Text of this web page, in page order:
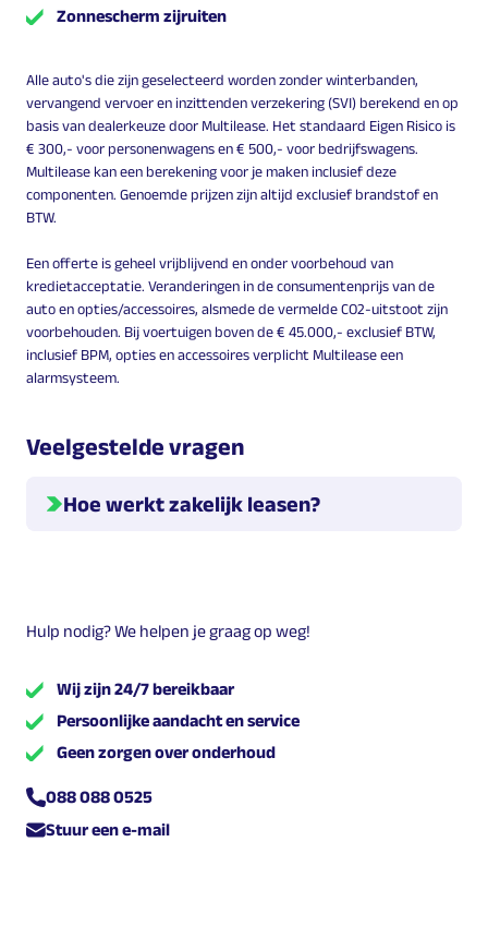
Zonnescherm zijruiten
Alle auto's die zijn geselecteerd worden zonder winterbanden,
vervangend vervoer en inzittenden verzekering (SVI) berekend en op
basis van dealerkeuze door Multilease. Het standaard Eigen Risico is
€ 300,- voor personenwagens en € 500,- voor bedrijfswagens.
Multilease kan een berekening voor je maken inclusief deze
componenten. Genoemde prijzen zijn altijd exclusief brandstof en
BTW.
Een offerte is geheel vrijblijvend en onder voorbehoud van
kredietacceptatie. Veranderingen in de consumentenprijs van de
auto en opties/accessoires, alsmede de vermelde CO2-uitstoot zijn
voorbehouden. Bij voertuigen boven de € 45.000,- exclusief BTW,
inclusief BPM, opties en accessoires verplicht Multilease een
alarmsysteem.
Veelgestelde vragen
Hoe werkt zakelijk leasen?
Welke leasevormen zijn er?
Wat zijn de kosten?
De kosten voor leasen zijn een maandelijks bedrag dat
totale kosten zijn inclusief onderhoud etc., maar
Hulp nodig? We helpen je graag op weg!
Wij zijn 24/7 bereikbaar
Persoonlijke aandacht en service
Geen zorgen over onderhoud
088 088 0525
Stuur een e-mail